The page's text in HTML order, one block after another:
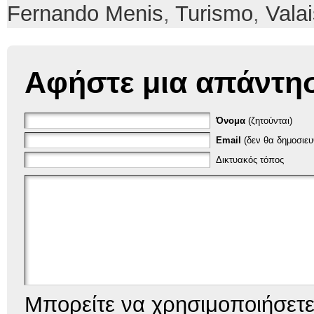
Fernando Menis, Turismo,
Αφήστε μια
Όνομα (ζητούνται)
Email (δεν θα
Δικτυακός τόπος
Μπορείτε να